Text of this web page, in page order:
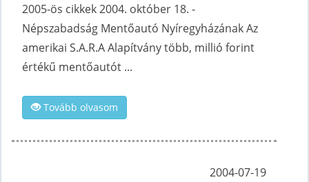
2005-ös cikkek 2004. október 18. -
Népszabadság Mentőautó Nyíregyházának Az
amerikai S.A.R.A Alapítvány több, millió forint
értékű mentőautót ...
Tovább olvasom
2004-07-19